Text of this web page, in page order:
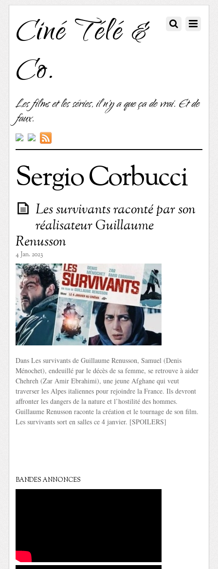
Ciné Télé &
Co.
Les films et les séries, il n'y a que ça de vrai. Et de
faux.
Sergio Corbucci
Les survivants raconté par son
réalisateur Guillaume
Renusson
4 Jan. 2023
Dans Les survivants de Guillaume Renusson, Samuel (Denis
Ménochet), endeuillé par le décès de sa femme, se retrouve à aider
Chehreh (Zar Amir Ebrahimi), une jeune Afghane qui veut
traverser les Alpes italiennes pour rejoindre la France. Ils devront
affronter les dangers de la nature et l’hostilité des hommes.
Guillaume Renusson raconte la création et le tournage de son film.
Les survivants sort en salles ce 4 janvier. [SPOILERS]
BANDES ANNONCES